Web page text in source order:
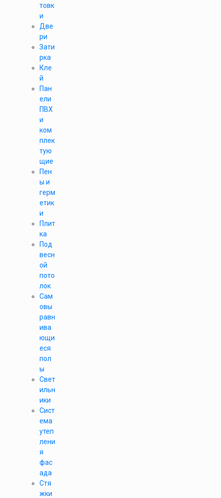
товк
и
Две
ри
Зати
рка
Кле
й
Пан
ели
ПВХ
и
ком
плек
тую
щие
Пен
ы и
герм
етик
и
Плит
ка
Под
весн
ой
пото
лок
Сам
овы
равн
ива
ющи
еся
пол
ы
Свет
ильн
ики
Сист
ема
утеп
лени
я
фас
ада
Стя
жки